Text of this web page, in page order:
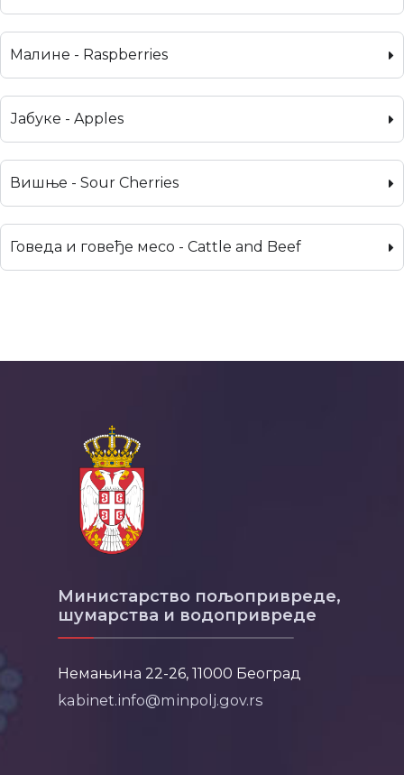
Малине - Raspberries
Јабуке - Apples
Вишње - Sour Cherries
Говеда и говеђе месо - Cattle and Beef
Министарство пољопривреде,
шумарства и водопривреде
Немањина 22-26, 11000 Београд
kabinet.info@minpolj.gov.rs